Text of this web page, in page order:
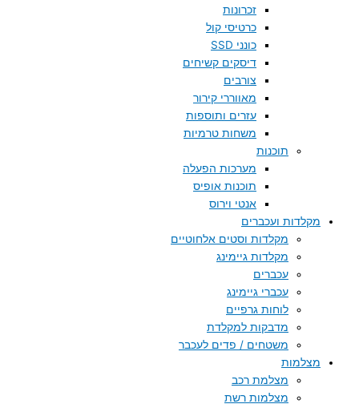
זכרונות
כרטיסי קול
כונני SSD
דיסקים קשיחים
צורבים
מאווררי קירור
עזרים ותוספות
משחות טרמיות
תוכנות
מערכות הפעלה
תוכנות אופיס
אנטי וירוס
מקלדות ועכברים
מקלדות וסטים אלחוטיים
מקלדות גיימינג
עכברים
עכברי גיימינג
לוחות גרפיים
מדבקות למקלדת
משטחים / פדים לעכבר
מצלמות
מצלמת רכב
מצלמות רשת